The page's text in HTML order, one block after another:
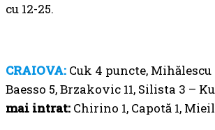
cu 12-25.
CRAIOVA: Cuk 4 puncte, Mihălescu
Baesso 5, Brzakovic 11, Silista 3 –
mai intrat: Chirino 1, Capotă 1,